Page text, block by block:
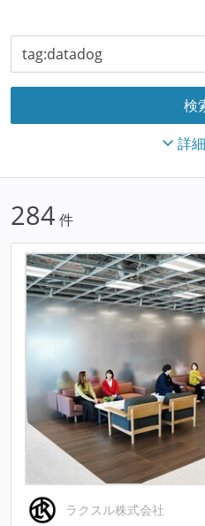
詳
284 件
ラクスル株式会社